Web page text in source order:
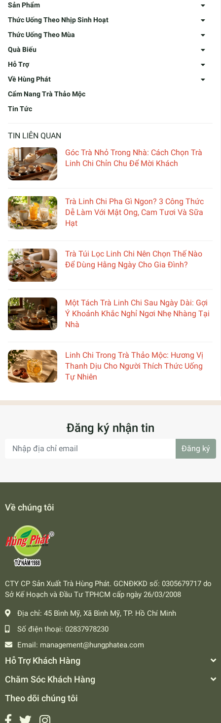
Sản Phẩm
Thức Uống Theo Nhịp Sinh Hoạt
Thức Uống Theo Mùa
Quà Biếu
Hỗ Trợ
Về Hùng Phát
Cẩm Nang Trà Thảo Mộc
Tin Tức
TIN LIÊN QUAN
Góc Trà Nhỏ Trong Nhà: Cách Chọn Trà
Linh Chi Chỉn Chu Để Mời Khách
Trà Linh Chi Pha Gì Ngon? 3 Công Thức
Dễ Làm Với Mật Ong, Cam Tươi Và Sữa
Hạt
Trà Túi Lọc Linh Chi Nên Chọn Thế Nào
Để Dùng Hằng Ngày Cho Gia Đình?
Một Tách Trà Linh Chi Sau Ngày Dài: Gợi
Ý Khoảnh Khắc Nghỉ Ngơi Nhẹ Nhàng Tại
Nhà
Linh Chi Trong Trà Thảo Mộc: Hương Vị
Thanh Dịu Cho Người Thích Thức Uống
Tự Nhiên
Đăng ký nhận tin
Đăng ký
Về chúng tôi
CTY CP Sản Xuất Trà Hùng Phát. GCNĐKKD số: 0305679717 do
Sở Kế Hoạch và Đầu Tư TPHCM cấp ngày 26/03/2008
Địa chỉ: 45 Bình Mỹ, Xã Bình Mỹ, TP. Hồ Chí Minh
Số điện thoại: 02837978230
Email: management@hungphatea.com
Hỗ Trợ Khách Hàng
Chăm Sóc Khách Hàng
Theo dõi chúng tôi